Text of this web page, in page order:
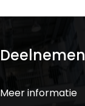
Deelnemen
Meer informatie